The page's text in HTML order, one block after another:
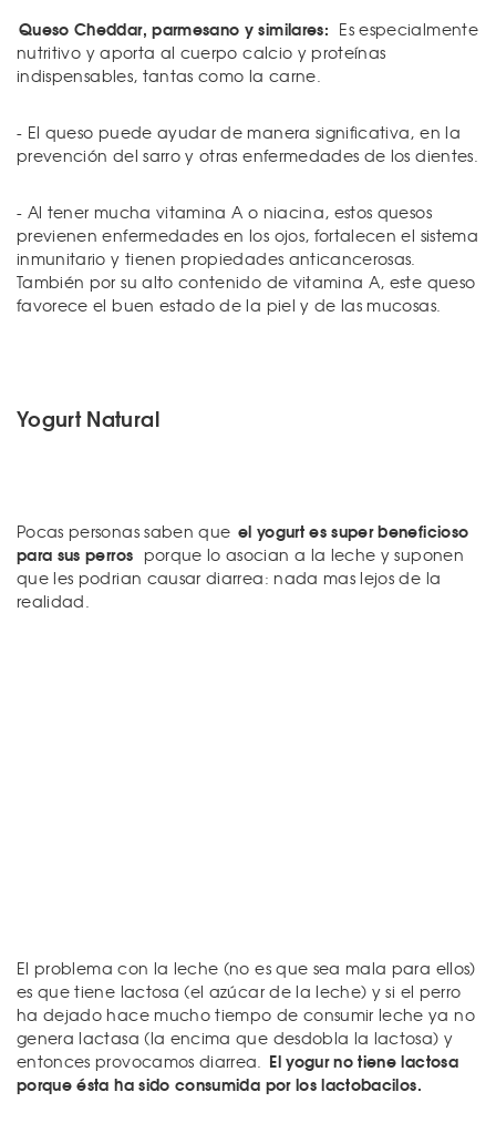
Queso Cheddar, parmesano y similares: Es especialmente
nutritivo y aporta al cuerpo calcio y proteínas
indispensables, tantas como la carne.
- El queso puede ayudar de manera significativa, en la
prevención del sarro y otras enfermedades de los dientes.
- Al tener mucha vitamina A o niacina, estos quesos
previenen enfermedades en los ojos, fortalecen el sistema
inmunitario y tienen propiedades anticancerosas.
También por su alto contenido de vitamina A, este queso
favorece el buen estado de la piel y de las mucosas.
Yogurt Natural
Pocas personas saben que el yogurt es super beneficioso
para sus perros porque lo asocian a la leche y suponen
que les podrian causar diarrea: nada mas lejos de la
realidad.
El problema con la leche (no es que sea mala para ellos)
es que tiene lactosa (el azúcar de la leche) y si el perro
ha dejado hace mucho tiempo de consumir leche ya no
genera lactasa (la encima que desdobla la lactosa) y
entonces provocamos diarrea. El yogur no tiene lactosa
porque ésta ha sido consumida por los lactobacilos.